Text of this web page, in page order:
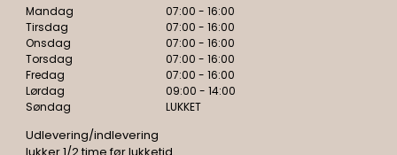
Mandag
07:00 - 16:00
Tirsdag
07:00 - 16:00
Onsdag
07:00 - 16:00
Torsdag
07:00 - 16:00
Fredag
07:00 - 16:00
Lørdag
09:00 - 14:00
Søndag
LUKKET
Udlevering/indlevering